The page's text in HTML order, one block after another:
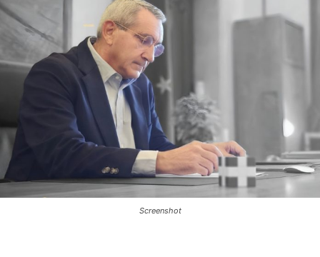
Screenshot